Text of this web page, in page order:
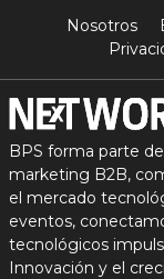
Nosotros
BPS forma parte de
marketing B2B,
el mercado
eventos,
tecnológicos
Innovación y el